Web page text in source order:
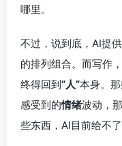
哪里。
不过，说到底，AI提
的排列组合。而写作
终得回到“人”本身。
感受到的情绪波动，
些东西，AI目前给不了